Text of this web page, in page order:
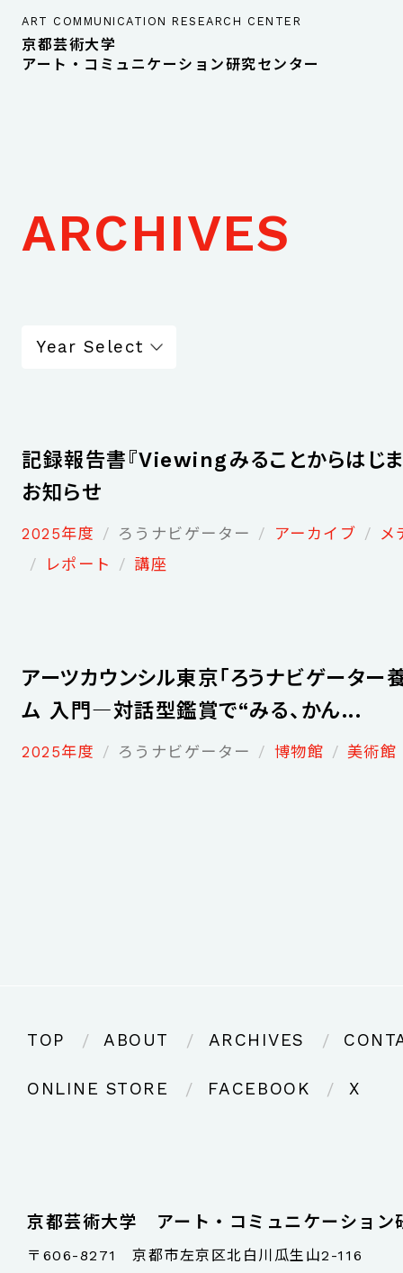
ART COMMUNICATION RESEARCH CENTER
京都芸術大学
アート・コミュニケーション研究センター
ARCHIVES
Year Select
記録報告書『Viewing――みることからはじ
お知らせ
2025年度 ろうナビゲーター アーカイブ
メ
レポート
講座
アーツカウンシル東京「ろうナビゲーター
ム 入門―対話型鑑賞で“みる、かん...
2025年度 ろうナビゲーター 博物館 美術館
TOP ABOUT ARCHIVES
ONLINE STORE FACEBOOK X
京都芸術大学 アート・コミュニケーション
〒606-8271 京都市左京区北白川瓜生山2-116